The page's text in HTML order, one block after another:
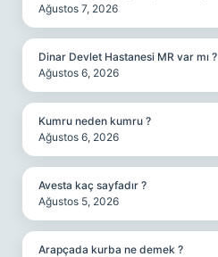
Ağustos 7, 2026
Dinar Devlet Hastanesi MR var mı ?
Ağustos 6, 2026
Kumru neden kumru ?
Ağustos 6, 2026
Avesta kaç sayfadır ?
Ağustos 5, 2026
Arapçada kurba ne demek ?